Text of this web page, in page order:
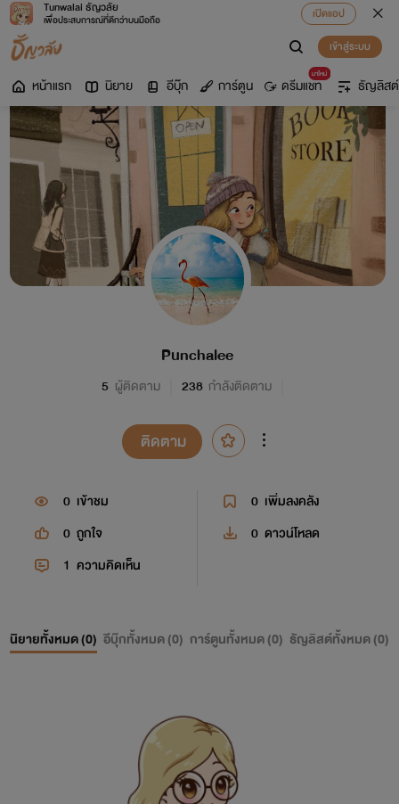
Tunwalai ธัญวลัย
เพื่อประสบการณ์ที่ดีกว่าบนมือถือ
เปิดแอป
เข้าสู่ระบบ
หน้าแรก นิยาย อีบุ๊ก การ์ตูน
มาใหม่
ดรีมแชท ธัญลิสต์
Punchalee
5 ผู้ติดตาม 238 กำลังติดตาม
ติดตาม
0 เข้าชม 0 เพิ่มลงคลัง
0 ถูกใจ 0 ดาวน์โหลด
1 ความคิดเห็น
นิยายทั้งหมด (0) อีบุ๊กทั้งหมด (0) การ์ตูนทั้งหมด (0) ธัญลิสต์ทั้งหมด (0)